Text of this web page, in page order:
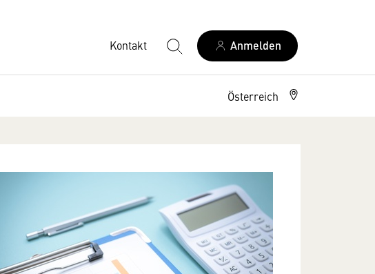
Kontakt Anmelden
Österreich